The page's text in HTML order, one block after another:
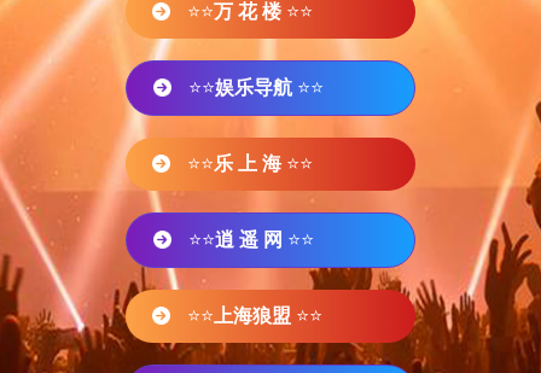
⭐⭐万 花 楼 ⭐⭐
⭐⭐娱乐导航 ⭐⭐
⭐⭐乐 上 海 ⭐⭐
⭐⭐逍 遥 网 ⭐⭐
⭐⭐ 上海狼盟 ⭐⭐